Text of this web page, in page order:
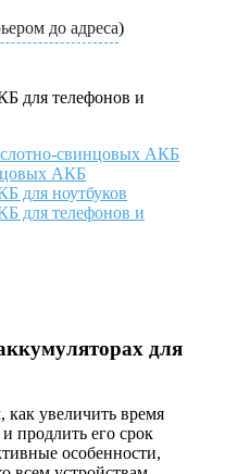
до адреса)
для телефонов и
свинцовых АКБ
АКБ
для ноутбуков
для телефонов и
для
как увеличить время
продлить его срок
особенности,